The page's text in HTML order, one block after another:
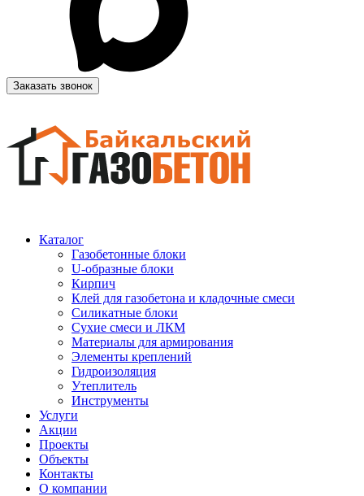
Заказать звонок
Каталог
Газобетонные блоки
U-образные блоки
Кирпич
Клей для газобетона и кладочные смеси
Силикатные блоки
Сухие смеси и ЛКМ
Материалы для армирования
Элементы креплений
Гидроизоляция
Утеплитель
Инструменты
Услуги
Акции
Проекты
Объекты
Контакты
О компании